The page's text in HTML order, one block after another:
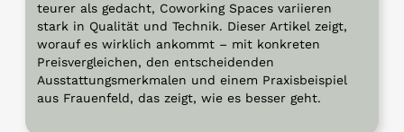
teurer als gedacht, Coworking Spaces variieren
stark in Qualität und Technik. Dieser Artikel zeigt,
worauf es wirklich ankommt – mit konkreten
Preisvergleichen, den entscheidenden
Ausstattungsmerkmalen und einem Praxisbeispiel
aus Frauenfeld, das zeigt, wie es besser geht.